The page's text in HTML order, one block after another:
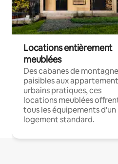
Locations entièrement
meublées
Des cabanes de montagne
paisibles aux
urbains pratiques, ces
locations meublées
tous les équipements d'un
logement standard.